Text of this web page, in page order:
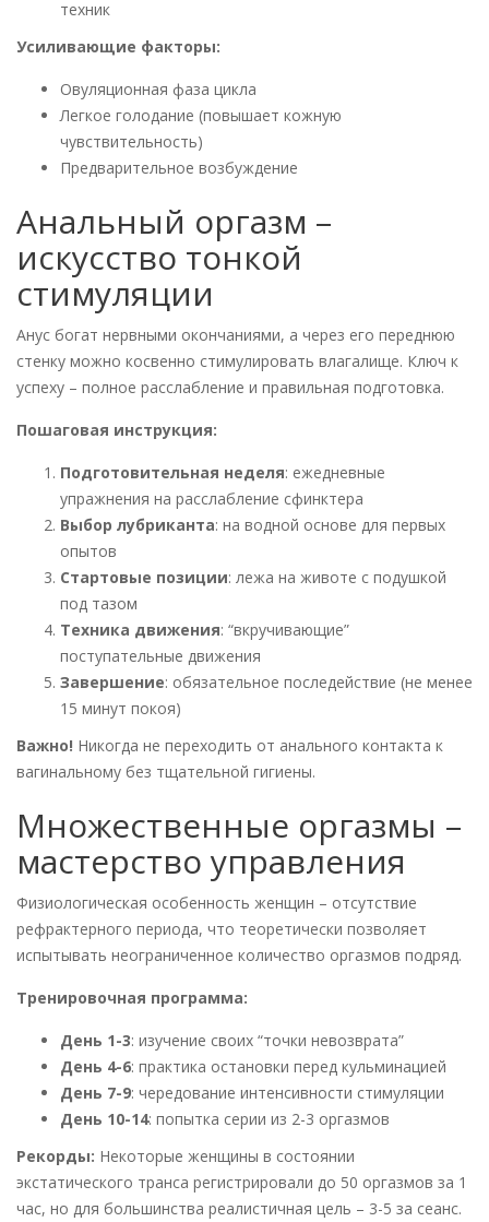
техник
Усиливающие факторы:
Овуляционная фаза цикла
Легкое голодание (повышает кожную
чувствительность)
Предварительное возбуждение
Анальный оргазм –
искусство тонкой
стимуляции
Анус богат нервными окончаниями, а через его переднюю
стенку можно косвенно стимулировать влагалище. Ключ к
успеху – полное расслабление и правильная подготовка.
Пошаговая инструкция:
Подготовительная неделя: ежедневные
упражнения на расслабление сфинктера
Выбор лубриканта: на водной основе для первых
опытов
Стартовые позиции: лежа на животе с подушкой
под тазом
Техника движения: “вкручивающие”
поступательные движения
Завершение: обязательное последействие (не менее
15 минут покоя)
Важно! Никогда не переходить от анального контакта к
вагинальному без тщательной гигиены.
Множественные оргазмы –
мастерство управления
Физиологическая особенность женщин – отсутствие
рефрактерного периода, что теоретически позволяет
испытывать неограниченное количество оргазмов подряд.
Тренировочная программа:
День 1-3: изучение своих “точки невозврата”
День 4-6: практика остановки перед кульминацией
День 7-9: чередование интенсивности стимуляции
День 10-14: попытка серии из 2-3 оргазмов
Рекорды: Некоторые женщины в состоянии
экстатического транса регистрировали до 50 оргазмов за 1
час, но для большинства реалистичная цель – 3-5 за сеанс.